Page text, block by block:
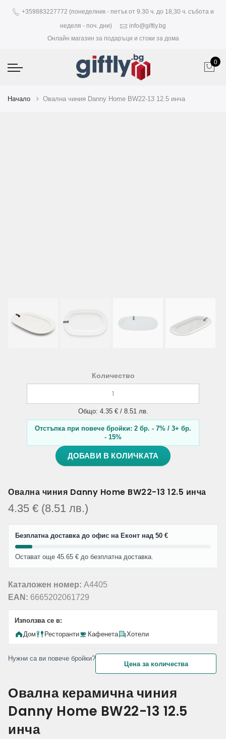
+359883227772 (понеделник - петък от 9.30 ч. до 18,30 ч. събота и
неделя - поч. дни)
info@giftly.bg
Онлайн магазин за подаръци и стоки за дома
0
Начало Овална чиния Danny Home BW22-13 12.5 инча
Количество
Общо: 4.35 € / 8.51 лв.
Отстъпка при повече бройки: 2 бр. - 7% / 3+ бр.
- 15%
ДОБАВИ В КОЛИЧКАТА
Овална чиния Danny Home BW22-13 12.5 инча
4.35 € (8.51 лв.)
Безплатна доставка до офис на Еконт над 50 €
Остават още 45.65 € до безплатна доставка.
Каталожен номер: A4405
EAN: 6665202061729
Използва се в:
Дом
Ресторанти Кафенета Хотели
Нужни са ви повече бройки?
Цена за количества
Овална керамична чиния
Danny Home BW22-13 12.5
инча